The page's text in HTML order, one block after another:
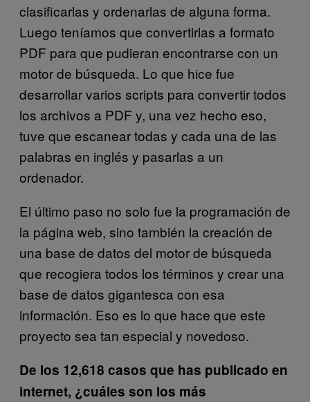
clasificarlas y ordenarlas de alguna forma.
Luego teníamos que convertirlas a formato
PDF para que pudieran encontrarse con un
motor de búsqueda. Lo que hice fue
desarrollar varios scripts para convertir todos
los archivos a PDF y, una vez hecho eso,
tuve que escanear todas y cada una de las
palabras en inglés y pasarlas a un
ordenador.
El último paso no solo fue la programación de
la página web, sino también la creación de
una base de datos del motor de búsqueda
que recogiera todos los términos y crear una
base de datos gigantesca con esa
información. Eso es lo que hace que este
proyecto sea tan especial y novedoso.
De los 12,618 casos que has publicado en
internet, ¿cuáles son los más